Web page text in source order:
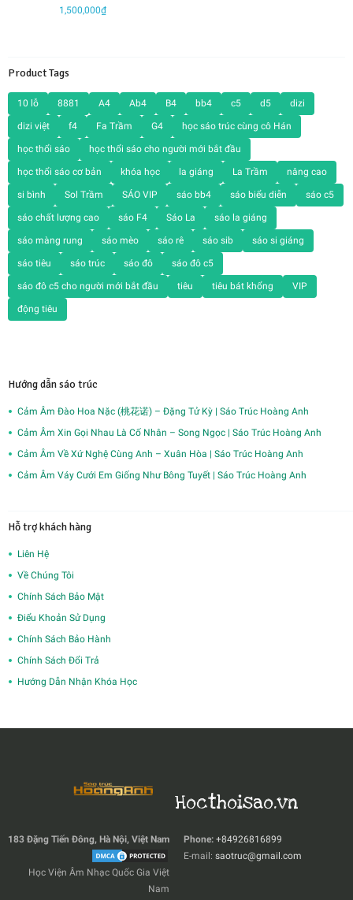
1,500,000₫
Product Tags
10 lỗ 8881 A4 Ab4 B4 bb4 c5 d5 dizi
dizi việt f4 Fa Trầm G4 học sáo trúc cùng cô Hán
học thổi sáo học thổi sáo cho người mới bắt đầu
học thổi sáo cơ bản khóa học la giáng La Trầm nâng cao
si bình Sol Trầm SÁO VIP sáo bb4 sáo biểu diễn sáo c5
sáo chất lượng cao sáo F4 Sáo La sáo la giáng
sáo màng rung sáo mèo sáo rê sáo sib sáo si giáng
sáo tiêu sáo trúc sáo đô sáo đô c5
sáo đô c5 cho người mới bắt đầu tiêu tiêu bát khổng VIP
động tiêu
Hướng dẫn sáo trúc
Cảm Âm Đào Hoa Nặc (桃花诺) – Đặng Tử Kỳ | Sáo Trúc Hoàng Anh
Cảm Âm Xin Gọi Nhau Là Cố Nhân – Song Ngọc | Sáo Trúc Hoàng Anh
Cảm Âm Về Xứ Nghệ Cùng Anh – Xuân Hòa | Sáo Trúc Hoàng Anh
Cảm Âm Váy Cưới Em Giống Như Bông Tuyết | Sáo Trúc Hoàng Anh
Hỗ trợ khách hàng
Liên Hệ
Về Chúng Tôi
Chính Sách Bảo Mật
Điểu Khoản Sử Dụng
Chính Sách Bảo Hành
Chính Sách Đổi Trả
Hướng Dẫn Nhận Khóa Học
Hocthoisao.vn
Phone: +84926816899
E-mail: saotruc@gmail.com
183 Đặng Tiến Đông, Hà Nội, Việt Nam
Học Viện Âm Nhạc Quốc Gia Việt
Nam